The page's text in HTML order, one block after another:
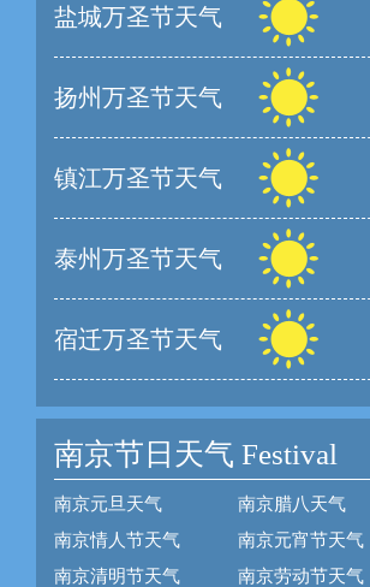
盐城万圣节天气
扬州万圣节天气
镇江万圣节天气
泰州万圣节天气
宿迁万圣节天气
南京节日天气 Festival
南京元旦天气
南京腊八天气
南京情人节天气
南京元宵节天气
南京清明节天气
南京劳动节天气